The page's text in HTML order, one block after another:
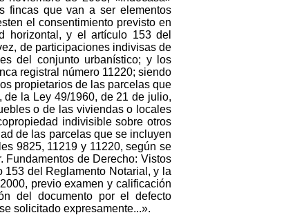
fincas que van a ser elementos
el consentimiento previsto en
horizontal, y el artículo 153 del
de participaciones indivisas de
del conjunto urbanístico; y los
registral número 11220; siendo
propietarios de las parcelas que
la Ley 49/1960, de 21 de julio,
o de las viviendas o locales
indivisible sobre otros
de las parcelas que se incluyen
9825, 11219 y 11220, según se
Fundamentos de Derecho: Vistos
153 del Reglamento Notarial, y la
previo examen y calificación
del documento por el defecto
solicitado expresamente...».